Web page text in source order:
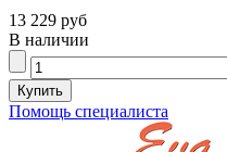
13 229 руб
В наличии
Помощь специалиста